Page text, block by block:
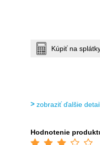
Kúpiť na
zobraziť ďalšie
Hodnotenie